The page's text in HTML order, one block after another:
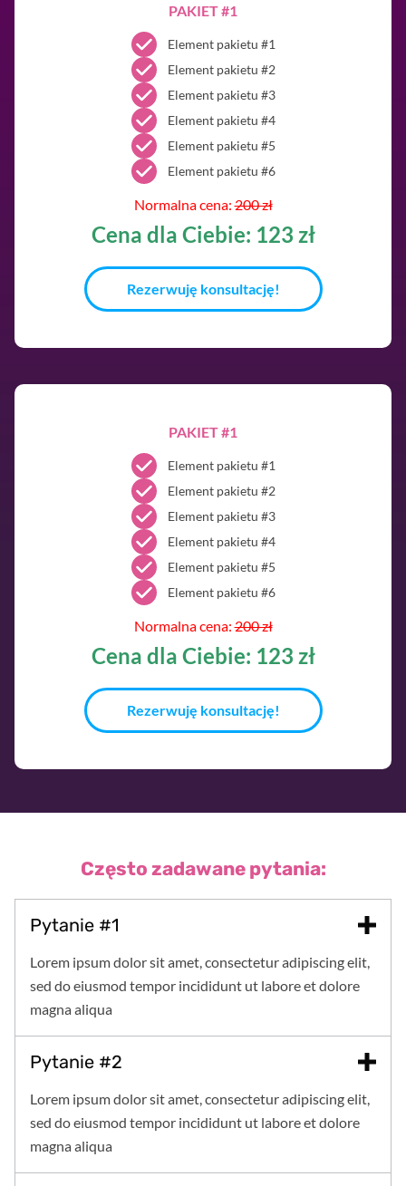
PAKIET #1
Element pakietu #1
Element pakietu #2
Element pakietu #3
Element pakietu #4
Element pakietu #5
Element pakietu #6
Normalna cena:200 zł
Cena dla Ciebie: 123 zł
Rezerwuję konsultację!
PAKIET #1
Element pakietu #1
Element pakietu #2
Element pakietu #3
Element pakietu #4
Element pakietu #5
Element pakietu #6
Normalna cena:200 zł
Cena dla Ciebie: 123 zł
Rezerwuję konsultację!
Często zadawane pytania:
Pytanie #1
Lorem ipsum dolor sit amet, consectetur adipiscing elit,
sed do eiusmod tempor incididunt ut labore et dolore
magna aliqua
Pytanie #2
Lorem ipsum dolor sit amet, consectetur adipiscing elit,
sed do eiusmod tempor incididunt ut labore et dolore
magna aliqua